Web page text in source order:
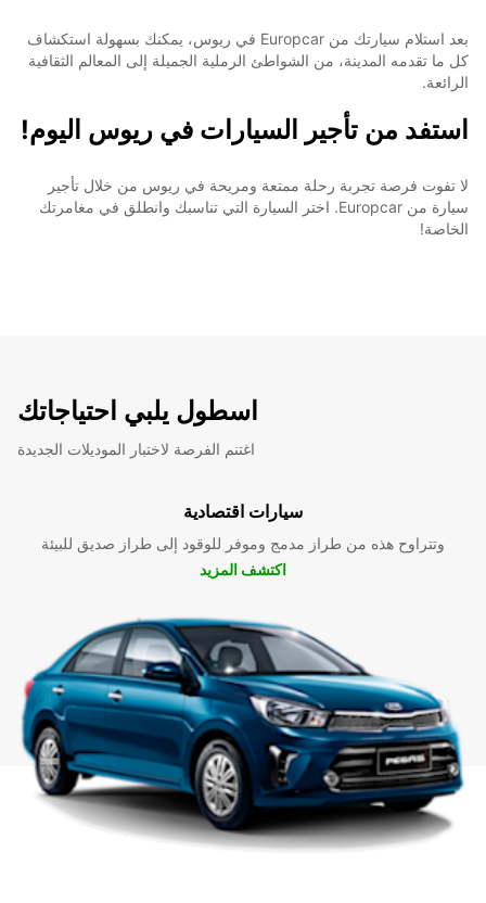
بعد استلام سيارتك من Europcar في ريوس، يمكنك بسهولة استكشاف
كل ما تقدمه المدينة، من الشواطئ الرملية الجميلة إلى المعالم الثقافية
الرائعة.
استفد من تأجير السيارات في ريوس اليوم!
لا تفوت فرصة تجربة رحلة ممتعة ومريحة في ريوس من خلال تأجير
سيارة من Europcar. اختر السيارة التي تناسبك وانطلق في مغامرتك
الخاصة!
اسطول يلبي احتياجاتك
اغتنم الفرصة لاختبار الموديلات الجديدة
سيارات اقتصادية
وتتراوح هذه من طراز مدمج وموفر للوقود إلى طراز صديق للبيئة
اكتشف المزيد